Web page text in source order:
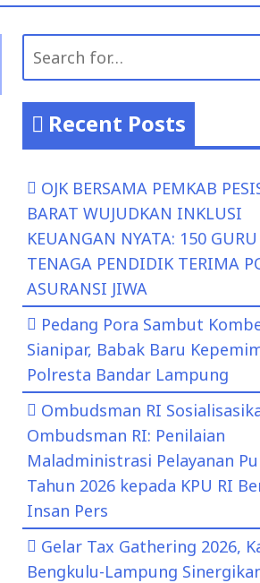
Search
Recent Posts
OJK BERSAMA PEMKAB
BARAT WUJUDKAN INKLUSI
KEUANGAN NYATA: 150
TENAGA PENDIDIK TERIMA
ASURANSI JIWA
Pedang Pora Sambut
Sianipar, Babak Baru
Polresta Bandar Lampung
Ombudsman RI
Ombudsman RI: Penilaian
Maladministrasi Pelayanan
Tahun 2026 kepada KPU RI
Insan Pers
Gelar Tax Gathering 2026,
Bengkulu-Lampung